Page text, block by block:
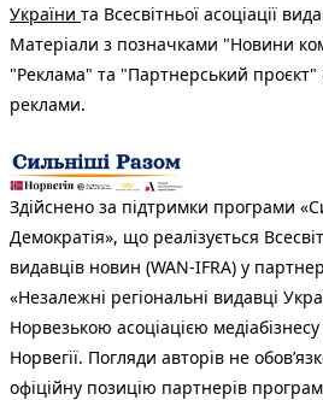
України та Всесвітньої асоціації
Матеріали з позначками "Новини
"Реклама" та "Партнерський проєкт"
реклами.
Здійснено за підтримки програми
Демократія», що реалізується
видавців новин (WAN-IFRA) у
«Незалежні регіональні видавці
Норвезькою асоціацією
Норвегії. Погляди авторів не
офіційну позицію партнерів